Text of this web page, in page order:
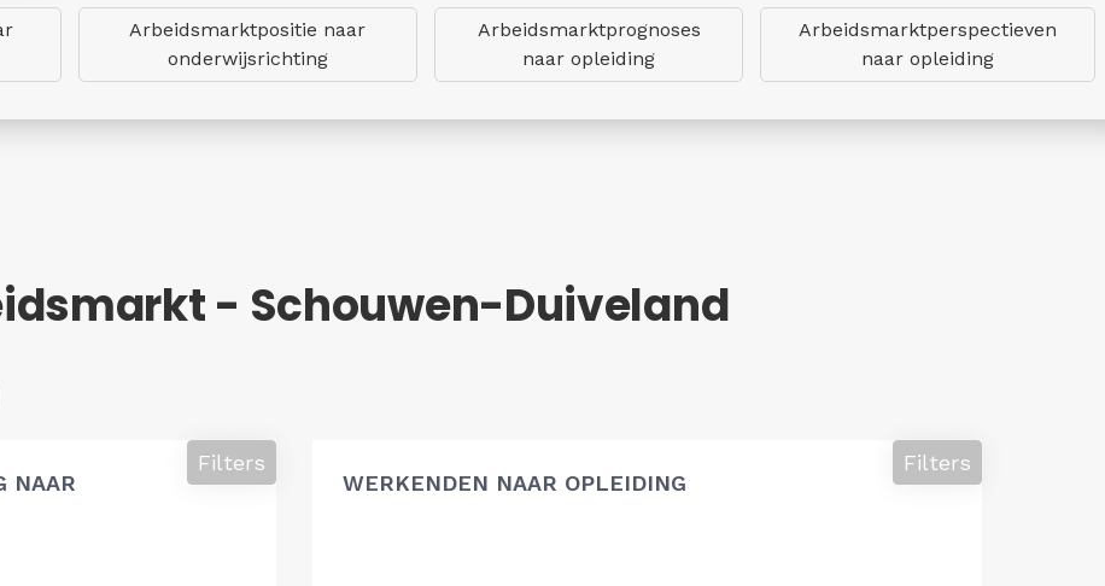
Arbeidsmarktpositie naar
onderwijsrichting
Arbeidsmarktprognoses
naar opleiding
Arbeidsmarktperspectieven
naar opleiding
- Schouwen-Duiveland
NAAR
Filters
WERKENDEN NAAR OPLEIDING
Filters